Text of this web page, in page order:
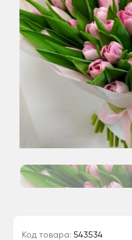
Код товара: 543534